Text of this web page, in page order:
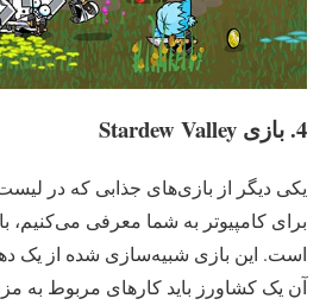
4. بازی Stardew Valley
یکی دیگر از بازی‌های جذابی که در لیست
برای کامپیوتر به شما معرفی می‌کنیم،
است. این بازی شبیه‌سازی شده از یک
آن یک کشاورز باید کارهای مربوط به